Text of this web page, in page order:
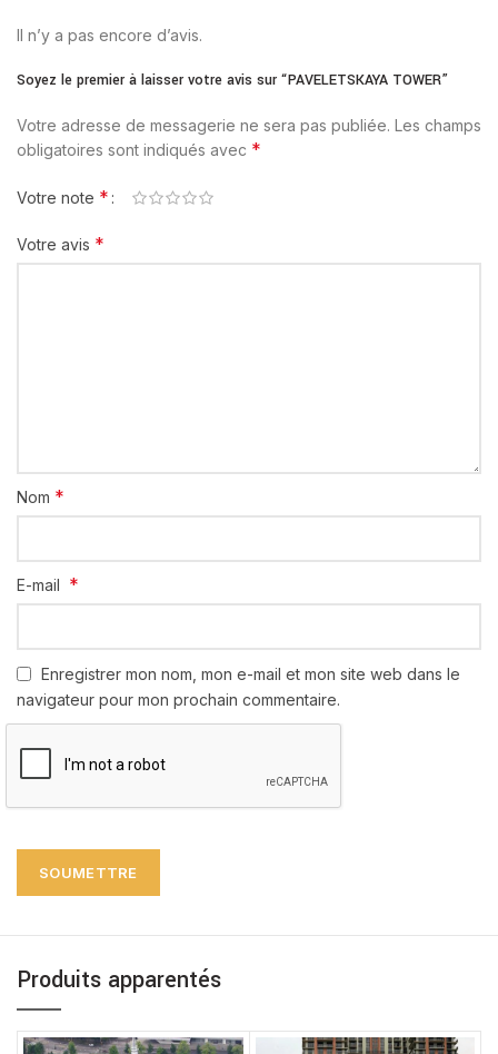
Il n’y a pas encore d’avis.
Soyez le premier à laisser votre avis sur “PAVELETSKAYA TOWER”
Votre adresse de messagerie ne sera pas publiée. Les champs
obligatoires sont indiqués avec *
Votre note *
Votre avis *
Nom *
E-mail *
Enregistrer mon nom, mon e-mail et mon site web dans le
navigateur pour mon prochain commentaire.
Produits apparentés